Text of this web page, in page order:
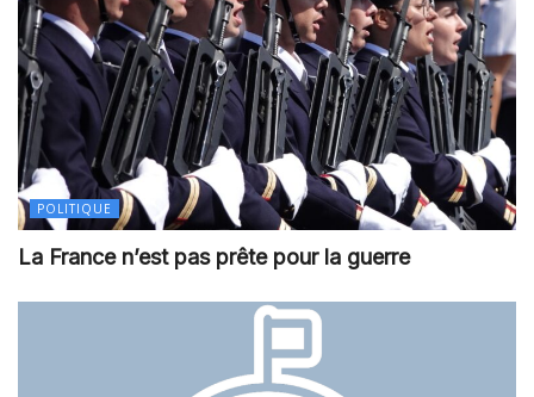
POLITIQUE
La France n’est pas prête pour la guerre